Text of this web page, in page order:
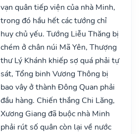
vạn quân tiếp viện của nhà Minh,
trong đó hầu hết các tướng chỉ
huy chủ yếu. Tướng Liễu Thăng bị
chém ở chân núi Mã Yên, Thượng
thư Lý Khánh khiếp sợ quá phải tự
sát, Tổng binh Vương Thông bị
bao vây ở thành Đông Quan phải
đầu hàng. Chiến thắng Chi Lăng,
Xương Giang đã buộc nhà Minh
phải rút số quân còn lại về nước